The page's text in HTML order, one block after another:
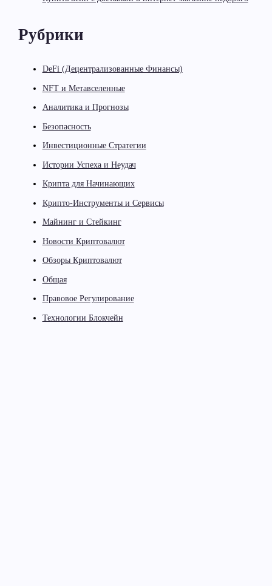
Рубрики
DeFi (Децентрализованные Финансы)
NFT и Метавселенные
Аналитика и Прогнозы
Безопасность
Инвестиционные Стратегии
Истории Успеха и Неудач
Крипта для Начинающих
Крипто-Инструменты и Сервисы
Майнинг и Стейкинг
Новости Криптовалют
Обзоры Криптовалют
Общая
Правовое Регулирование
Технологии Блокчейн